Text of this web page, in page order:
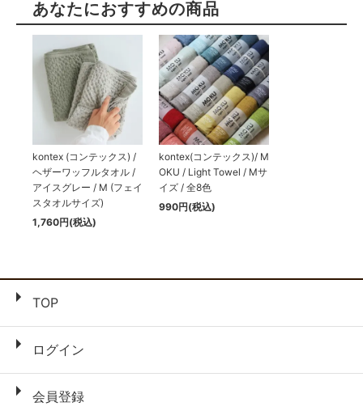
あなたにおすすめの商品
kontex (コンテックス) /
ヘザーワッフルタオル /
アイスグレー / M (フェイ
スタオルサイズ)
1,760円(税込)
kontex(コンテックス)/ M
OKU / Light Towel / Mサ
イズ / 全8色
990円(税込)
TOP
ログイン
会員登録